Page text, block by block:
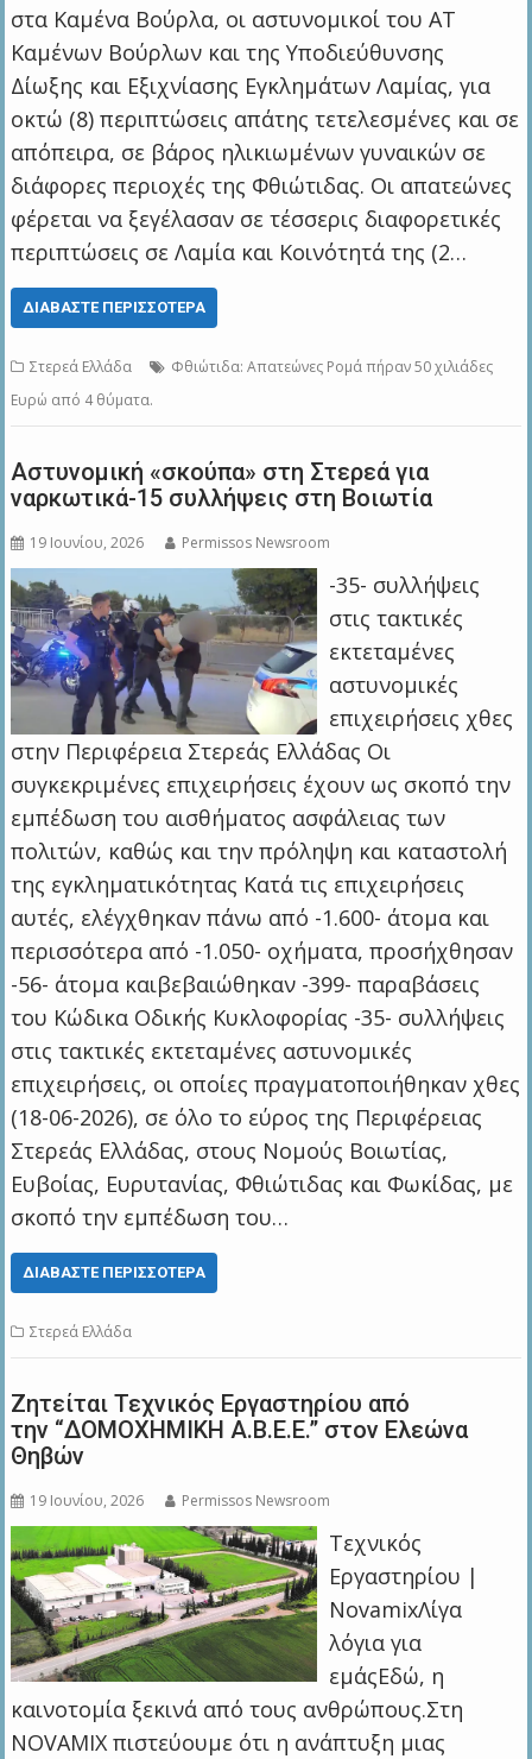
στα Καμένα Βούρλα, οι αστυνομικοί του ΑΤ
Καμένων Βούρλων και της Υποδιεύθυνσης
Δίωξης και Εξιχνίασης Εγκλημάτων Λαμίας, για
οκτώ (8) περιπτώσεις απάτης τετελεσμένες και σε
απόπειρα, σε βάρος ηλικιωμένων γυναικών σε
διάφορες περιοχές της Φθιώτιδας. Οι απατεώνες
φέρεται να ξεγέλασαν σε τέσσερις διαφορετικές
περιπτώσεις σε Λαμία και Κοινότητά της (2…
ΔΙΑΒΆΣΤΕ ΠΕΡΙΣΣΌΤΕΡΑ
Στερεά Ελλάδα
Φθιώτιδα: Απατεώνες Ρομά πήραν 50 χιλιάδες
Ευρώ από 4 θύματα.
Αστυνομική «σκούπα» στη Στερεά για
ναρκωτικά-15 συλλήψεις στη Βοιωτία
19 Ιουνίου, 2026 Permissos Newsroom
-35- συλλήψεις
στις τακτικές
εκτεταμένες
αστυνομικές
επιχειρήσεις χθες
στην Περιφέρεια Στερεάς Ελλάδας Οι
συγκεκριμένες επιχειρήσεις έχουν ως σκοπό την
εμπέδωση του αισθήματος ασφάλειας των
πολιτών, καθώς και την πρόληψη και καταστολή
της εγκληματικότητας Κατά τις επιχειρήσεις
αυτές, ελέγχθηκαν πάνω από -1.600- άτομα και
περισσότερα από -1.050- οχήματα, προσήχθησαν
-56- άτομα καιβεβαιώθηκαν -399- παραβάσεις
του Κώδικα Οδικής Κυκλοφορίας -35- συλλήψεις
στις τακτικές εκτεταμένες αστυνομικές
επιχειρήσεις, οι οποίες πραγματοποιήθηκαν χθες
(18-06-2026), σε όλο το εύρος της Περιφέρειας
Στερεάς Ελλάδας, στους Νομούς Βοιωτίας,
Ευβοίας, Ευρυτανίας, Φθιώτιδας και Φωκίδας, με
σκοπό την εμπέδωση του…
ΔΙΑΒΆΣΤΕ ΠΕΡΙΣΣΌΤΕΡΑ
Στερεά Ελλάδα
Zητείται Τεχνικός Εργαστηρίου από
την “ΔΟΜΟΧΗΜΙΚΗ Α.Β.Ε.Ε.” στον Ελεώνα
Θηβών
19 Ιουνίου, 2026 Permissos Newsroom
Τεχνικός
Εργαστηρίου |
NovamixΛίγα
λόγια για
εμάςΕδώ, η
καινοτομία ξεκινά από τους ανθρώπους.Στη
NOVAMIX πιστεύουμε ότι η ανάπτυξη μιας